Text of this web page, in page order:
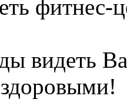
фитнес-
видеть